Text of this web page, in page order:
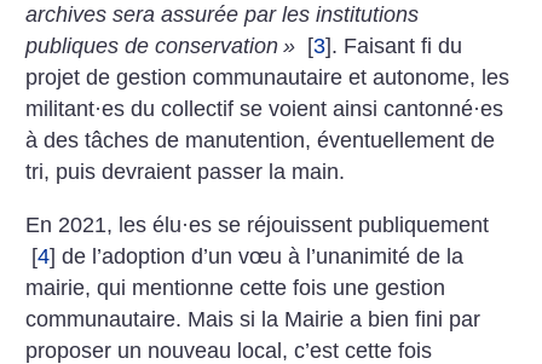
archives sera assurée par les institutions
publiques de conservation » [3]. Faisant fi du
projet de gestion communautaire et autonome, les
militant·es du collectif se voient ainsi cantonné·es
à des tâches de manutention, éventuellement de
tri, puis devraient passer la main.
En 2021, les élu·es se réjouissent publiquement
[4] de l’adoption d’un vœu à l’unanimité de la
mairie, qui mentionne cette fois une gestion
communautaire. Mais si la Mairie a bien fini par
proposer un nouveau local, c’est cette fois